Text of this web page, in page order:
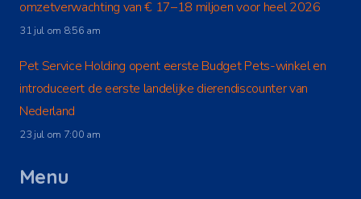
omzetverwachting van € 17–18 miljoen voor heel 2026
31 jul om 8:56 am
Pet Service Holding opent eerste Budget Pets-winkel en
introduceert de eerste landelijke dierendiscounter van
Nederland
23 jul om 7:00 am
Menu